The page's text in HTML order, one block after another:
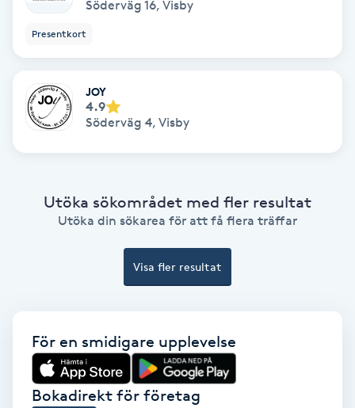
Nagelförlängning silke
Nagelförstärkning
Nagelsvamp
Naglar borttagning
Naglar reparation
Söderväg 16, Visby
Presentkort
JOY
4.9
Söderväg 4, Visby
Utöka sökområdet med fler resultat
Utöka din sökarea för att få flera träffar
Visa fler resultat
För en smidigare upplevelse
Bokadirekt för företag